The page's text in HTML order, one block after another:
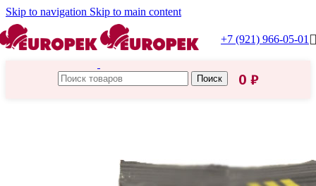
Skip to navigation Skip to main content
+7 (921) 966-05-01
Поиск 0 ₽